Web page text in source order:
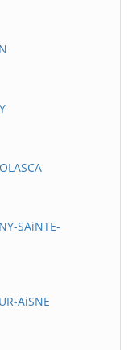
SAiNTE-
AiSNE